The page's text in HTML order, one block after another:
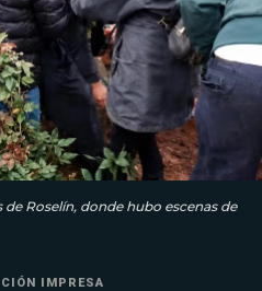
Roselín, donde hubo escenas de
IMPRESA